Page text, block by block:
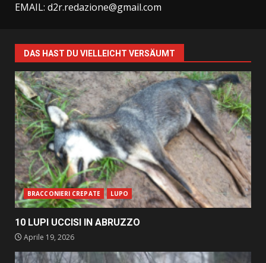
EMAIL: d2r.redazione@gmail.com
DAS HAST DU VIELLEICHT VERSÄUMT
BRACCONIERI CREPATE LUPO
10 LUPI UCCISI IN ABRUZZO
Aprile 19, 2026